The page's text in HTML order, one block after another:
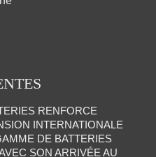
RENFORCE
INTERNATIONALE
DE BATTERIES
SON ARRIVÉE AU